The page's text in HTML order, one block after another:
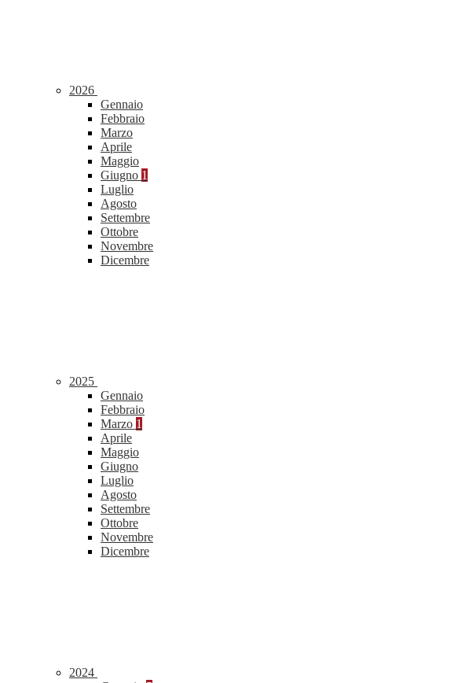
2026
Gennaio
Febbraio
Marzo
Aprile
Maggio
Giugno 1
Luglio
Agosto
Settembre
Ottobre
Novembre
Dicembre
2025
Gennaio
Febbraio
Marzo 1
Aprile
Maggio
Giugno
Luglio
Agosto
Settembre
Ottobre
Novembre
Dicembre
2024